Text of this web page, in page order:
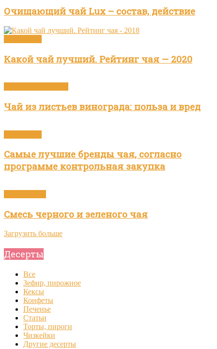
Очищающий чай Lux – состав, действие
Какой чай лучший. Рейтинг чая — 2020
Чай из листьев винограда: польза и вред
Самые лучшие бренды чая, согласно
программе контрольная закупка
Смесь черного и зеленого чая
Загрузить больше
Десерты
Все
Зефир, пирожное
Кексы
Конфеты
Печенье
Статьи
Торты, пироги
Чизкейки
Другие десерты